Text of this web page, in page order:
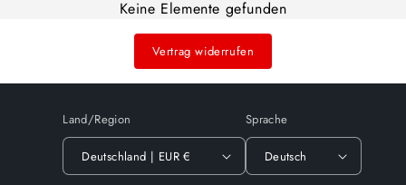
Keine Elemente gefunden
Vertrag widerrufen
Land/Region
Deutschland | EUR €
Sprache
Deutsch